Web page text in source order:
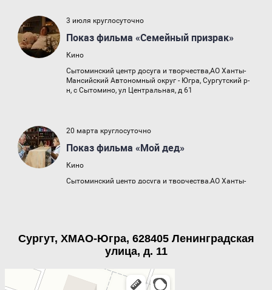
Сургут, ХМАО-Югра, 628405 Ленинградская
улица, д. 11